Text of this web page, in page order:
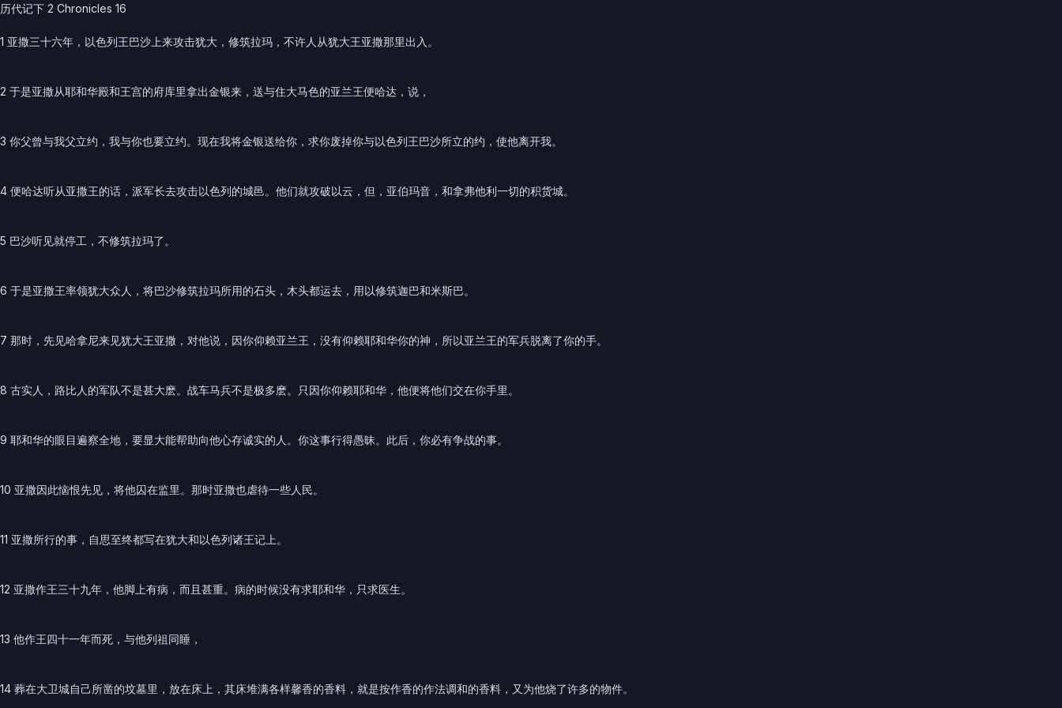
历代记下 2 Chronicles 16
1 亚撒三十六年，以色列王巴沙上来攻击犹大，修筑拉玛，不许人从犹大王亚撒那里出入。
2 于是亚撒从耶和华殿和王宫的府库里拿出金银来，送与住大马色的亚兰王便哈达，说，
3 你父曾与我父立约，我与你也要立约。现在我将金银送给你，求你废掉你与以色列王巴沙所立的约，使他离开我。
4 便哈达听从亚撒王的话，派军长去攻击以色列的城邑。他们就攻破以云，但，亚伯玛音，和拿弗他利一切的积货城。
5 巴沙听见就停工，不修筑拉玛了。
6 于是亚撒王率领犹大众人，将巴沙修筑拉玛所用的石头，木头都运去，用以修筑迦巴和米斯巴。
7 那时，先见哈拿尼来见犹大王亚撒，对他说，因你仰赖亚兰王，没有仰赖耶和华你的神，所以亚兰王的军兵脱离了你的手。
8 古实人，路比人的军队不是甚大麽。战车马兵不是极多麽。只因你仰赖耶和华，他便将他们交在你手里。
9 耶和华的眼目遍察全地，要显大能帮助向他心存诚实的人。你这事行得愚昧。此后，你必有争战的事。
10 亚撒因此恼恨先见，将他囚在监里。那时亚撒也虐待一些人民。
11 亚撒所行的事，自思至终都写在犹大和以色列诸王记上。
12 亚撒作王三十九年，他脚上有病，而且甚重。病的时候没有求耶和华，只求医生。
13 他作王四十一年而死，与他列祖同睡，
14 葬在大卫城自己所凿的坟墓里，放在床上，其床堆满各样馨香的香料，就是按作香的作法调和的香料，又为他烧了许多的物件。